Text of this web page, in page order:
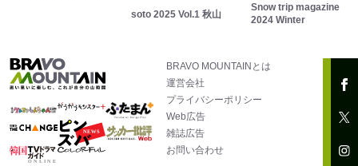
soto 2025 Vol.1 秋山
Snow trip magazine
2024 Winter
BRAVO MOUNTAINとは
運営会社
プライバシーポリシー
Web広告
雑誌広告
お問い合わせ